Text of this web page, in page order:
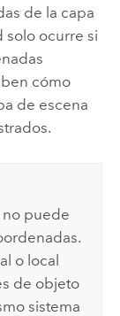
de la capa
solo ocurre si
cómo
de escena
puede
o local
de objeto
sistema